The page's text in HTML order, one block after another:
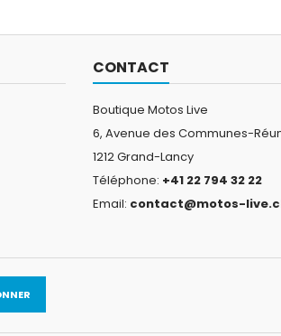
sur
CONTACT
Boutique Motos Live
6, Avenue des Communes-
1212 Grand-Lancy
Téléphone: +41 22 794 32 22
Email: contact@motos-